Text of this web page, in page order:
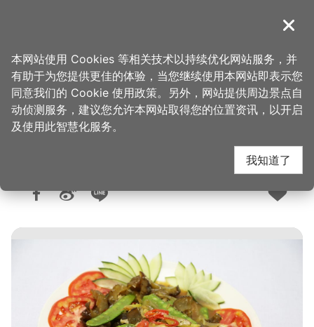
導覽
首页 > 购好物 > 购物快搜
山本海产店
人气：7923
关闭
本网站使用 Cookies 等相关技术以持续优化网站服务，并
有助于为您提供更佳的体验，当您继续使用本网站即表示您
同意我们的 Cookie 使用政策。另外，网站提供周边景点自
动侦测服务，建议您允许本网站取得您的位置资讯，以开启
及使用此智慧化服务。
我知道了